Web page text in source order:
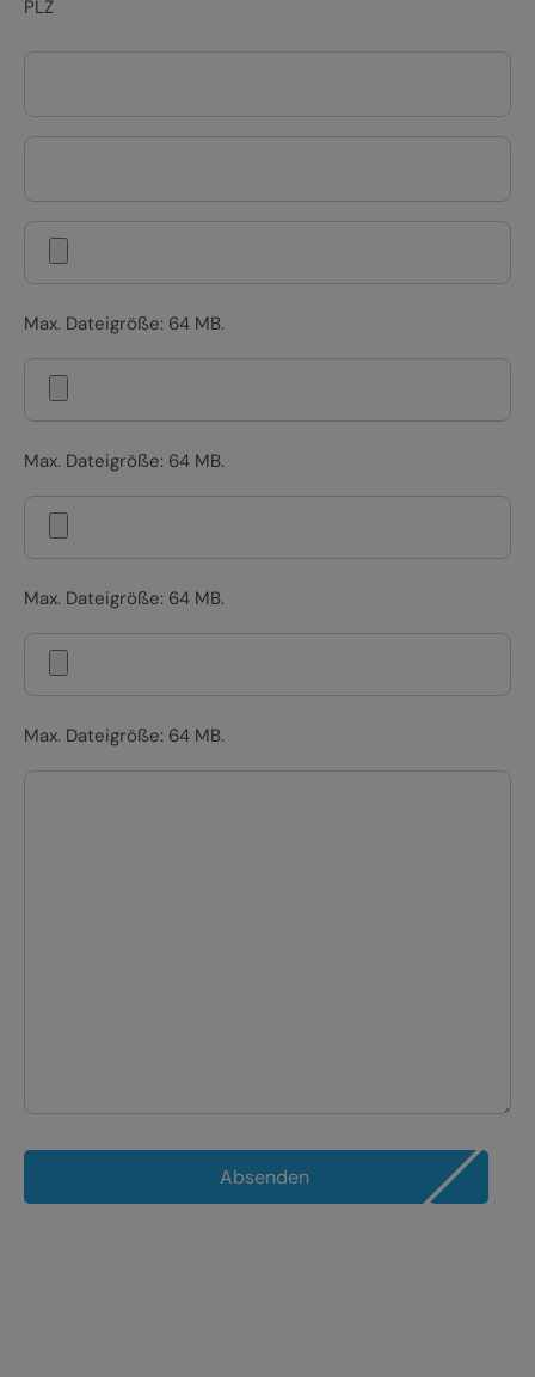
PLZ
Max. Dateigröße: 64 MB.
Max. Dateigröße: 64 MB.
Max. Dateigröße: 64 MB.
Max. Dateigröße: 64 MB.
Absenden